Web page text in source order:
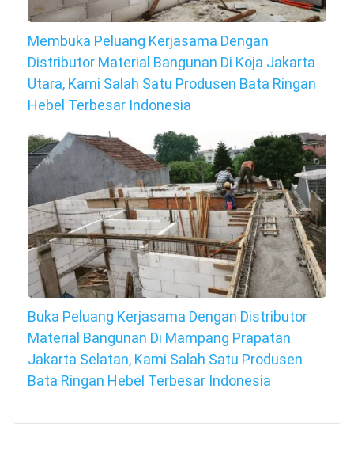
Membuka Peluang Kerjasama Dengan
Distributor Material Bangunan Di Koja Jakarta
Utara, Kami Salah Satu Produsen Bata Ringan
Hebel Terbesar Indonesia
Buka Peluang Kerjasama Dengan Distributor
Material Bangunan Di Mampang Prapatan
Jakarta Selatan, Kami Salah Satu Produsen
Bata Ringan Hebel Terbesar Indonesia